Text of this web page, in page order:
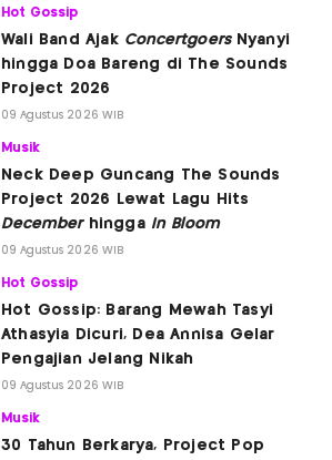
Hot Gossip
Wali Band Ajak ConcertgoersNyanyi
hingga Doa Bareng di The Sounds
Project 2026
09 Agustus 2026 WIB
Musik
Neck Deep Guncang The Sounds
Project 2026 Lewat Lagu Hits
Decemberhingga In Bloom
09 Agustus 2026 WIB
Hot Gossip
Hot Gossip: Barang Mewah Tasyi
Athasyia Dicuri, Dea Annisa Gelar
Pengajian Jelang Nikah
09 Agustus 2026 WIB
Musik
30 Tahun Berkarya, Project Pop